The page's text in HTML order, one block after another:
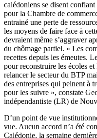
calédoniens se disent
pour la Chambre de
entrainé une perte de
les moyens de faire face à
devraient même s’aggraver
du chômage partiel. « Les
recettes depuis les émeutes.
pour reconstruire les écoles
relancer le secteur du BTP
des entreprises qui peinent à
pour les suivre », constate
indépendantiste (LR) de
D’un point de vue
vue. Aucun accord n’a été
Calédonie, la semaine